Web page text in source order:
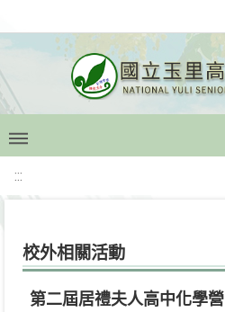
:::
校外相關活動
第二屆居禮夫人高中化學營